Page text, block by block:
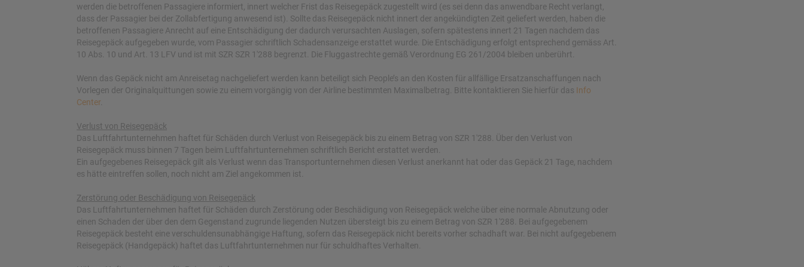
werden die betroffenen Passagiere informiert, innert welcher Frist das Reisegepäck zugestellt wird (es sei denn das anwendbare Recht verlangt,
dass der Passagier bei der Zollabfertigung anwesend ist). Sollte das Reisegepäck nicht innert der angekündigten Zeit geliefert werden, haben die
betroffenen Passagiere Anrecht auf eine Entschädigung der dadurch verursachten Auslagen, sofern spätestens innert 21 Tagen nachdem das
Reisegepäck aufgegeben wurde, vom Passagier schriftlich Schadensanzeige erstattet wurde. Die Entschädigung erfolgt entsprechend gemäss Art.
10 Abs. 10 und Art. 13 LFV und ist mit SZR SZR 1'288 begrenzt. Die Fluggastrechte gemäß Verordnung EG 261/2004 bleiben unberührt.
Wenn das Gepäck nicht am Anreisetag nachgeliefert werden kann beteiligt sich People’s an den Kosten für allfällige Ersatzanschaffungen nach
Vorlegen der Originalquittungen sowie zu einem vorgängig von der Airline bestimmten Maximalbetrag. Bitte kontaktieren Sie hierfür das Info
Center.
Verlust von Reisegepäck
Das Luftfahrtunternehmen haftet für Schäden durch Verlust von Reisegepäck bis zu einem Betrag von SZR 1'288. Über den Verlust von
Reisegepäck muss binnen 7 Tagen beim Luftfahrtunternehmen schriftlich Bericht erstattet werden.
Ein aufgegebenes Reisegepäck gilt als Verlust wenn das Transportunternehmen diesen Verlust anerkannt hat oder das Gepäck 21 Tage, nachdem
es hätte eintreffen sollen, noch nicht am Ziel angekommen ist.
Zerstörung oder Beschädigung von Reisegepäck
Das Luftfahrtunternehmen haftet für Schäden durch Zerstörung oder Beschädigung von Reisegepäck welche über eine normale Abnutzung oder
einen Schaden der über den dem Gegenstand zugrunde liegenden Nutzen übersteigt bis zu einem Betrag von SZR 1'288. Bei aufgegebenem
Reisegepäck besteht eine verschuldensunabhängige Haftung, sofern das Reisegepäck nicht bereits vorher schadhaft war. Bei nicht aufgegebenem
Reisegepäck (Handgepäck) haftet das Luftfahrtunternehmen nur für schuldhaftes Verhalten.